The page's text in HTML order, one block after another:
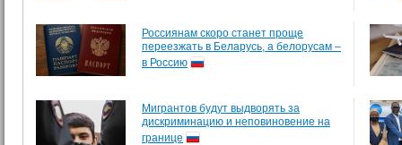
Россиянам скоро станет проще
переезжать в Беларусь, а белорусам –
в Россию
Мигрантов будут выдворять за
дискриминацию и неповиновение на
границе